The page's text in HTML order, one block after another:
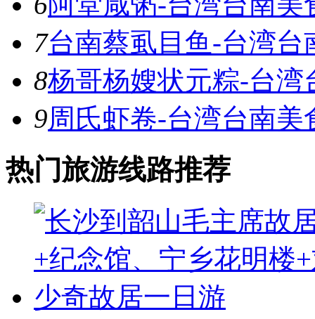
7台南蔡虱目鱼-台湾台
8杨哥杨嫂状元粽-台湾
9周氏虾卷-台湾台南美
热门旅游线路推荐